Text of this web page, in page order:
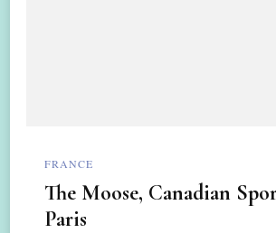
FRANCE
The Moose, Canadian
Paris